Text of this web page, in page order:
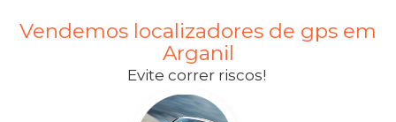
Vendemos localizadores de gps em
Arganil
Evite correr riscos!